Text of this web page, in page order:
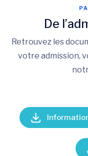
De
Retrouvez les
votre admission,